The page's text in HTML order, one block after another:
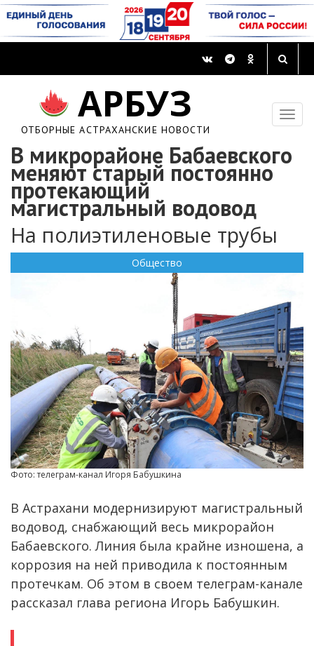
АРБУЗ
ОТБОРНЫЕ АСТРАХАНСКИЕ НОВОСТИ
В микрорайоне Бабаевского
меняют старый постоянно
протекающий
магистральный водовод
На полиэтиленовые трубы
Общество
Фото: телеграм-канал Игоря Бабушкина
В Астрахани модернизируют магистральный
водовод, снабжающий весь микрорайон
Бабаевского. Линия была крайне изношена, а
коррозия на ней приводила к постоянным
протечкам. Об этом в своем телеграм-канале
рассказал глава региона Игорь Бабушкин.